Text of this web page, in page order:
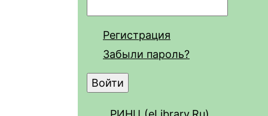
Регистрация
Забыли пароль?